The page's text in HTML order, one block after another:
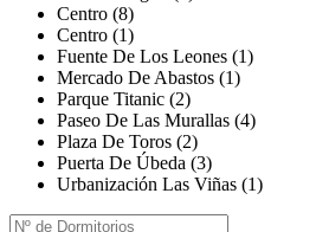
Centro (8)
Centro (1)
Fuente De Los Leones (1)
Mercado De Abastos (1)
Parque Titanic (2)
Paseo De Las Murallas (4)
Plaza De Toros (2)
Puerta De Úbeda (3)
Urbanización Las Viñas (1)